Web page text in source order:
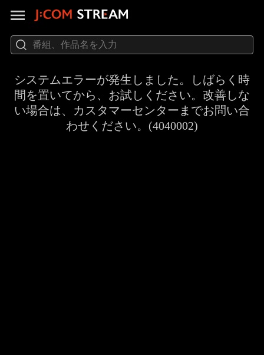
システムエラーが発生しました。しばらく時
間を置いてから、お試しください。改善しな
い場合は、カスタマーセンターまでお問い合
わせください。(4040002)